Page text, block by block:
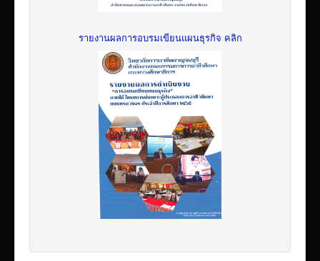
รายงานผลการอบรมเขียนแผนธุรกิจ คลิก